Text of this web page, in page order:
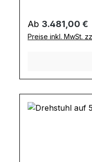
Büro. Design-
Sitztiefe: 49 cm
Regulärer Preis:
Ab 3.481,00 €
Preise inkl. MwSt.